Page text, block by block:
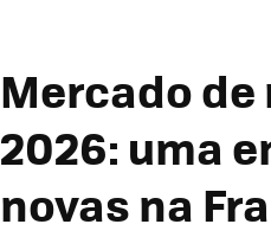
Mercado
2026: uma
novas na